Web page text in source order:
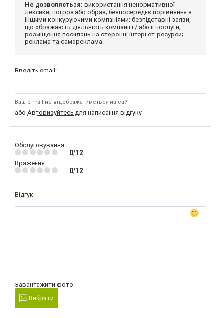
Не дозволяється: використання ненормативної
лексики, погроз або образ; безпосереднє порівняння з
іншими конкуруючими компаніями; безпідставні заяви,
що ображають діяльність компанії і / або її послуги;
розміщення посилань на сторонні інтернет-ресурси;
реклама та самореклама.
Введіть email:
Ваш e-mail не відображатиметься на сайті
або Авторизуйтесь для написання відгуку
Обслуговування
0/12
Враження
0/12
Відгук:
Завантажити фото:
Вибрати